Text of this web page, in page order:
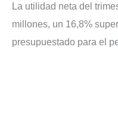
La utilidad neta del
millones, un 16,8%
presupuestado para el